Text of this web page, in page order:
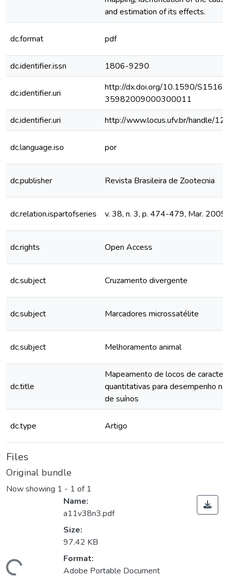
and estimation of its effects.
dc.format pdf
dc.identifier.issn 1806-9290
dc.identifier.uri
http://dx.doi.org/10.1590/S1516-
35982009000300011
dc.identifier.uri
http://www.locus.ufv.br/handle/
dc.language.iso por
dc.publisher Revista Brasileira de Zootecnia
dc.relation.ispartofseries v. 38, n. 3, p. 474-479, Mar. 2009
dc.rights Open Access
dc.subject Cruzamento divergente
dc.subject Marcadores microssatélite
dc.subject Melhoramento animal
dc.title
Mapeamento de locos de
quantitativas para desempenho
de suínos
dc.type Artigo
Files
Original bundle
Now showing 1 - 1 of 1
Name:
a11v38n3.pdf
Size:
97.42 KB
Format:
Adobe Portable Document